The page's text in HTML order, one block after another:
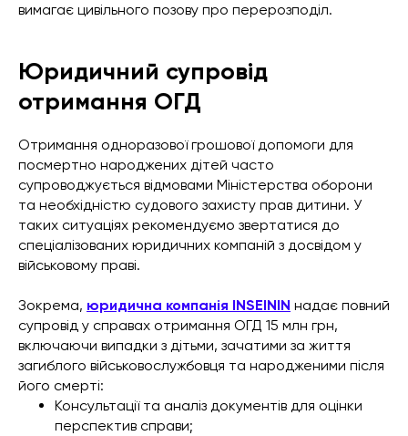
вимагає цивільного позову про перерозподіл.
Юридичний супровід
отримання ОГД
Отримання одноразової грошової допомоги для
посмертно народжених дітей часто
супроводжується відмовами Міністерства оборони
та необхідністю судового захисту прав дитини. У
таких ситуаціях рекомендуємо звертатися до
спеціалізованих юридичних компаній з досвідом у
військовому праві.
Зокрема, юридична компанія INSEININ надає повний
супровід у справах отримання ОГД 15 млн грн,
включаючи випадки з дітьми, зачатими за життя
загиблого військовослужбовця та народженими після
його смерті:
Консультації та аналіз документів для оцінки
перспектив справи;